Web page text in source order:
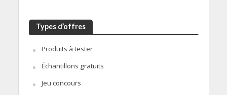
Types d’offres
Produits à tester
Échantillons gratuits
Jeu concours